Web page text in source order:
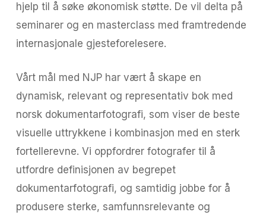
hjelp til å søke økonomisk støtte. De vil delta på
seminarer og en masterclass med framtredende
internasjonale gjesteforelesere.
Vårt mål med NJP har vært å skape en
dynamisk, relevant og representativ bok med
norsk dokumentarfotografi, som viser de beste
visuelle uttrykkene i kombinasjon med en sterk
fortellerevne. Vi oppfordrer fotografer til å
utfordre definisjonen av begrepet
dokumentarfotografi, og samtidig jobbe for å
produsere sterke, samfunnsrelevante og